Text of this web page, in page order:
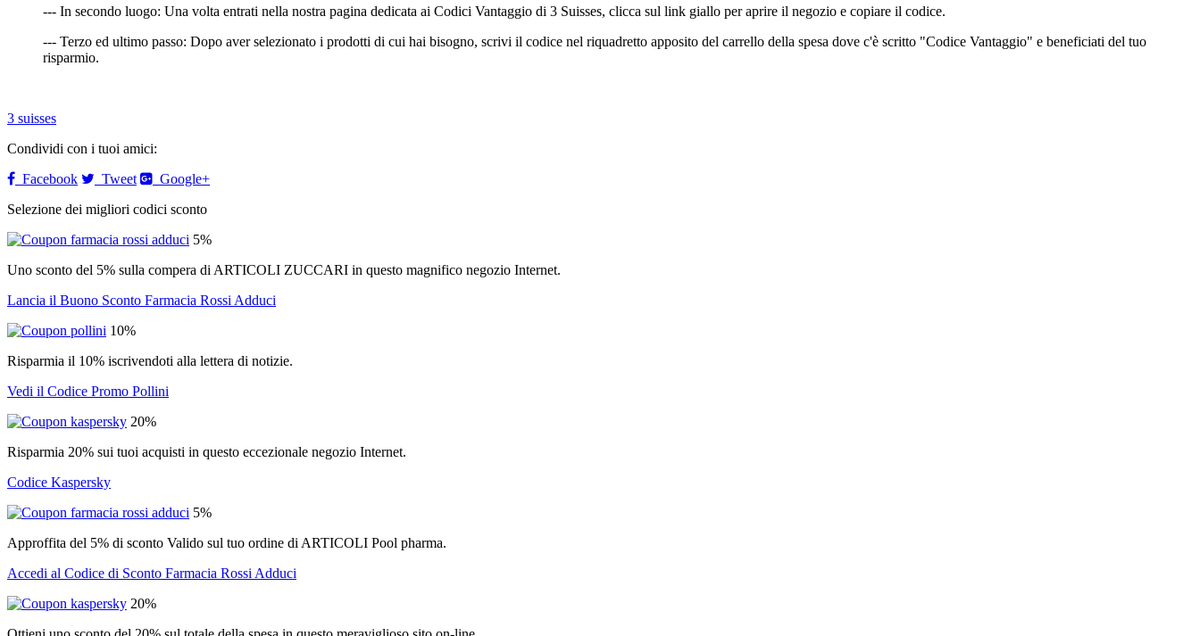
--- In secondo luogo: Una volta entrati nella nostra pagina dedicata ai Codici Vantaggio di 3 Suisses, clicca sul link giallo per aprire il negozio e copiare il codice.
--- Terzo ed ultimo passo: Dopo aver selezionato i prodotti di cui hai bisogno, scrivi il codice nel riquadretto apposito del carrello della spesa dove c'è scritto "Codice Vantaggio" e beneficiati del tuo
risparmio.
3 suisses
Condividi con i tuoi amici:
Facebook
Tweet
Google+
Selezione dei migliori codici sconto
5%
Uno sconto del 5% sulla compera di ARTICOLI ZUCCARI in questo magnifico negozio Internet.
Lancia il Buono Sconto Farmacia Rossi Adduci
10%
Risparmia il 10% iscrivendoti alla lettera di notizie.
Vedi il Codice Promo Pollini
20%
Risparmia 20% sui tuoi acquisti in questo eccezionale negozio Internet.
Codice Kaspersky
5%
Approffita del 5% di sconto Valido sul tuo ordine di ARTICOLI Pool pharma.
Accedi al Codice di Sconto Farmacia Rossi Adduci
20%